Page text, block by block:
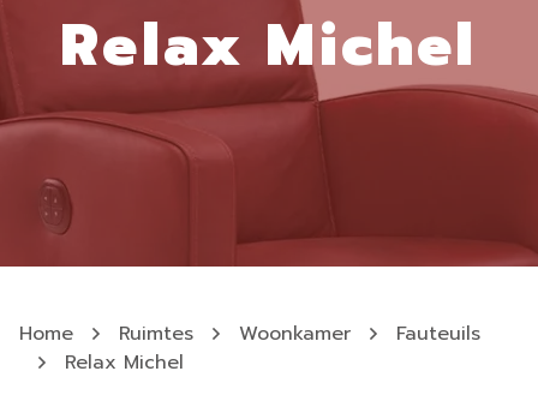
Relax Michel
Home Ruimtes Woonkamer
Fauteuils
Relax Michel